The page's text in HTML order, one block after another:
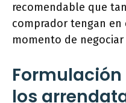
recomendable que
comprador tengan
momento de
los